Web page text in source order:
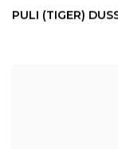
PULI (TIGER)